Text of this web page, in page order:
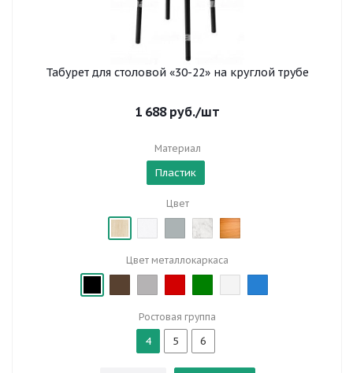
Табурет для столовой «30-22» на круглой трубе
1 688руб./шт
Материал
Пластик
Цвет
Цвет металлокаркаса
Ростовая группа
4 5 6